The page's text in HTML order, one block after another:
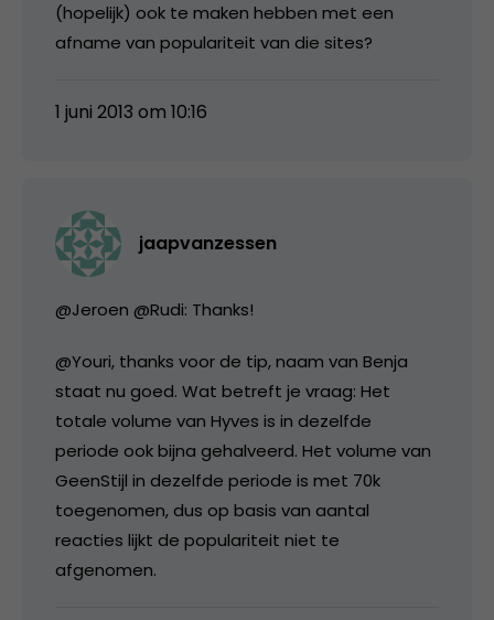
(hopelijk) ook te maken hebben met een
afname van populariteit van die sites?
1 juni 2013 om 10:16
jaapvanzessen
@Jeroen @Rudi: Thanks!
@Youri, thanks voor de tip, naam van Benja
staat nu goed. Wat betreft je vraag: Het
totale volume van Hyves is in dezelfde
periode ook bijna gehalveerd. Het volume van
GeenStijl in dezelfde periode is met 70k
toegenomen, dus op basis van aantal
reacties lijkt de populariteit niet te
afgenomen.